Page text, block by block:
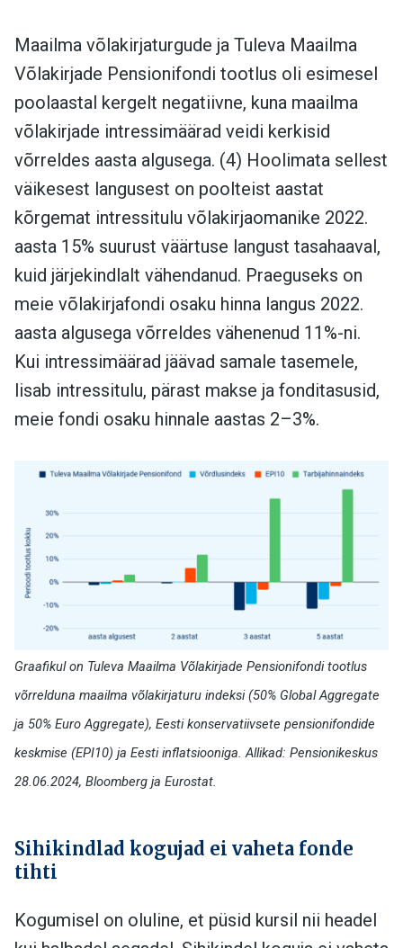
Maailma võlakirjaturgude ja Tuleva Maailma
Võlakirjade Pensionifondi tootlus oli esimesel
poolaastal kergelt negatiivne, kuna maailma
võlakirjade intressimäärad veidi kerkisid
võrreldes aasta algusega. (4) Hoolimata sellest
väikesest langusest on poolteist aastat
kõrgemat intressitulu võlakirjaomanike 2022.
aasta 15% suurust väärtuse langust tasahaaval,
kuid järjekindlalt vähendanud. Praeguseks on
meie võlakirjafondi osaku hinna langus 2022.
aasta algusega võrreldes vähenenud 11%-ni.
Kui intressimäärad jäävad samale tasemele,
lisab intressitulu, pärast makse ja fonditasusid,
meie fondi osaku hinnale aastas 2–3%.
Graafikul on Tuleva Maailma Võlakirjade Pensionifondi tootlus
võrrelduna maailma võlakirjaturu indeksi (50% Global Aggregate
ja 50% Euro Aggregate), Eesti konservatiivsete pensionifondide
keskmise (EPI10) ja Eesti inflatsiooniga. Allikad: Pensionikeskus
28.06.2024, Bloomberg ja Eurostat.
Sihikindlad kogujad ei vaheta fonde
tihti
Kogumisel on oluline, et püsid kursil nii headel